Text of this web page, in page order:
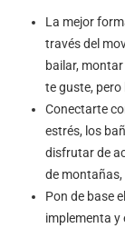
La mejor
través del
bailar,
te guste, pero
Conectarte
estrés, los
disfrutar de
de
Pon de base
implementa y